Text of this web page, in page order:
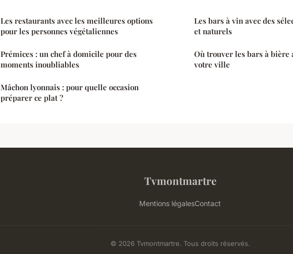
Les restaurants avec les meilleures options
pour les personnes végétaliennes
Prémices : un chef à domicile pour des
moments inoubliables
Mâchon lyonnais : pour quelle occasion
préparer ce plat ?
Les bars à vin avec des
et naturels
Où trouver les bars à bière
votre ville
Tvmontmartre
Mentions légalesContact
© 2026 Tvmontmartre. Tous droits réservés.